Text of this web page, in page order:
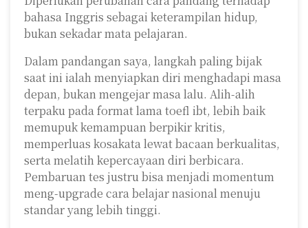
bahasa Inggris sebagai keterampilan hidup,
bukan sekadar mata pelajaran.
Dalam pandangan saya, langkah paling bijak
saat ini ialah menyiapkan diri menghadapi masa
depan, bukan mengejar masa lalu. Alih-alih
terpaku pada format lama toefl ibt, lebih baik
memupuk kemampuan berpikir kritis,
memperluas kosakata lewat bacaan berkualitas,
serta melatih kepercayaan diri berbicara.
Pembaruan tes justru bisa menjadi momentum
meng-upgrade cara belajar nasional menuju
standar yang lebih tinggi.